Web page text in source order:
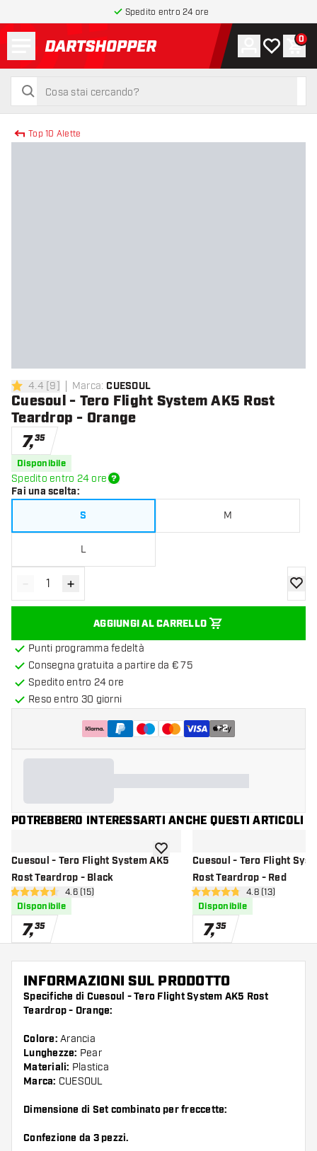
Spedito entro 24 ore
torna alla home page
cerca
cerca
Account
La mia0
Top 10 Alette
4.4 stelle di valutazione
4.4 [9] Marca: CUESOUL
Cuesoul - Tero Flight System AK5 Rost
Teardrop - Orange
7,35
Disponibile
Spedito entro 24 ore
Fai una scelta:
S
M
L
Diminuisci quantità
- Aumenta quantità
+
AGGIUNGI AL CARRELLO
Punti programma fedeltà
Consegna gratuita a partire da € 75
Spedito entro 24 ore
Reso entro 30 giorni
+2
POTREBBERO INTERESSARTI ANCHE QUESTI ARTICOLI
Cuesoul - Tero Flight System AK5
Rost Teardrop - Black
apri pannello recensioni
4.6 stelle di valutazione
4.6 (15)
Disponibile
7,35
aggiungi alla lista dei desideri
Cuesoul - Tero Flight
Rost Teardrop - Red
apri pannello
4.8 stelle di valutazione
4.8 (13)
Disponibile
7,35
INFORMAZIONI SUL PRODOTTO
Specifiche di Cuesoul - Tero Flight System AK5 Rost
Teardrop - Orange:
Colore: Arancia
Lunghezze: Pear
Materiali: Plastica
Marca: CUESOUL
Dimensione di Set combinato per freccette:
Confezione da 3 pezzi.